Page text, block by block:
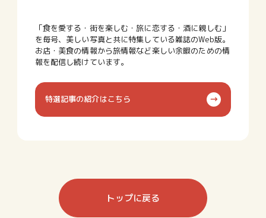
「食を愛する・街を楽しむ・旅に恋する・酒に親しむ」
を毎号、美しい写真と共に特集している雑誌のWeb版。
お店・美食の情報から旅情報など楽しい余暇のための情
報を配信し続けています。
特選記事の紹介はこちら
トップに戻る